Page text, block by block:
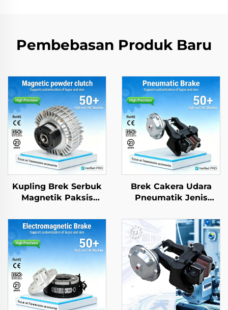
Pembebasan Produk Baru
Kupling Brek Serbuk
Magnetik Paksis
Tunggal dengan
Pengawal Ketegangan
24V, 2.5–40 kg
Brek Cakera Udara
Pneumatik Jenis
Melintang DBG DBH,
Kaliper Industri